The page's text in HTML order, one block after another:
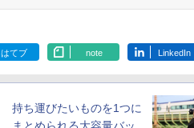
はてブ note LinkedIn
持ち運びたいものを1つに